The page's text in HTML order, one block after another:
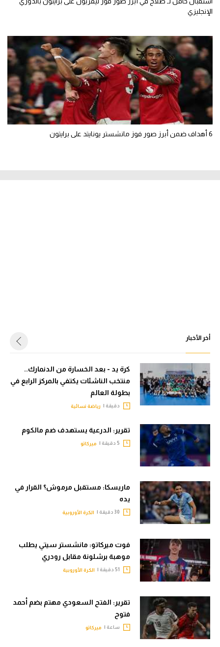
الإنجليزي
6 أهداف ضمن أبرز صور فوز مانشستر يونايتد على برايتون
أخر الأخبار
كرة يد - بعد الخسارة من الدنمارك..
منتخب الناشئات يكتفي بالمركز الرابع في
بطولة العالم
دقيقة | رياضة نسائية
تقرير: الدرعية يستهدف ضم مالكوم
ميركاتو
ماريسكا: مستقبل مرموش؟ القرار في
يده
الكرة الأوروبية
فوت ميركاتو: مانشستر سيتي يطلب
موهبة برشلونة مقابل رودري
الكرة الأوروبية
تقرير: الفتح السعودي مهتم بضم أحمد
فتوح
ساعة | ميركاتو